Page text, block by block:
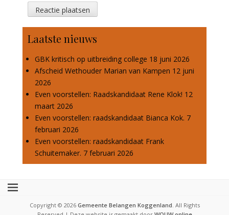
Laatste nieuws
GBK kritisch op uitbreiding college 18 juni 2026
Afscheid Wethouder Marian van Kampen 12 juni
2026
Even voorstellen: Raadskandidaat Rene Klok! 12
maart 2026
Even voorstellen: raadskandidaat Bianca Kok. 7
februari 2026
Even voorstellen: raadskandidaat Frank
Schuitemaker. 7 februari 2026
Copyright © 2026 Gemeente Belangen Koggenland. All Rights